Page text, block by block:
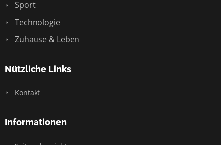
Sport
Technologie
Zuhause & Leben
Nützliche Links
Kontakt
Informationen